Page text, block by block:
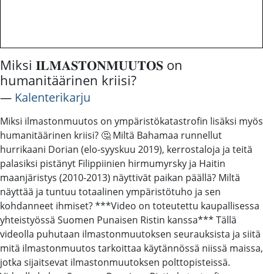
Miksi 𝐈𝐋𝐌𝐀𝐒𝐓𝐎𝐍𝐌𝐔𝐔𝐓𝐎𝐒 on
humanitäärinen kriisi?
― Kalenterikarju
Miksi ilmastonmuutos on ympäristökatastrofin lisäksi myös
humanitäärinen kriisi? 🤔 Miltä Bahamaa runnellut
hurrikaani Dorian (elo-syyskuu 2019), kerrostaloja ja teitä
palasiksi pistänyt Filippiinien hirmumyrsky ja Haitin
maanjäristys (2010-2013) näyttivät paikan päällä? Miltä
näyttää ja tuntuu totaalinen ympäristötuho ja sen
kohdanneet ihmiset? ***Video on toteutettu kaupallisessa
yhteistyössä Suomen Punaisen Ristin kanssa*** Tällä
videolla puhutaan ilmastonmuutoksen seurauksista ja siitä
mitä ilmastonmuutos tarkoittaa käytännössä niissä maissa,
jotka sijaitsevat ilmastonmuutoksen polttopisteissä.